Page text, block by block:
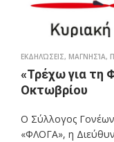
ΕΚΔΗΛΏΣΕΙΣ, ΜΑΓΝΗΣΊΑ,
«Τρέχω για τη
Οκτωβρίου
Ο Σύλλογος Γονέων
«ΦΛΟΓΑ», η